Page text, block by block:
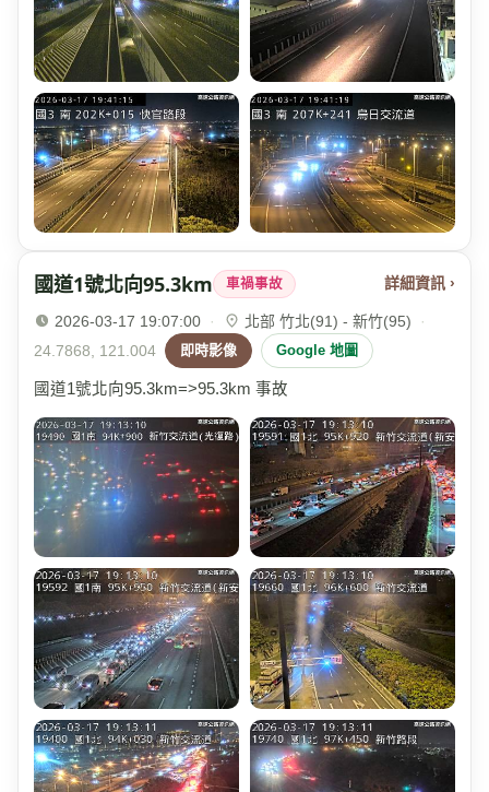
國道1號北向95.3km 車禍事故 詳細資訊 ›
2026-03-17 19:07:00 · 北部 竹北(91) - 新竹(95)
·
24.7868, 121.004
即時影像 Google 地圖
國道1號北向95.3km=>95.3km 事故